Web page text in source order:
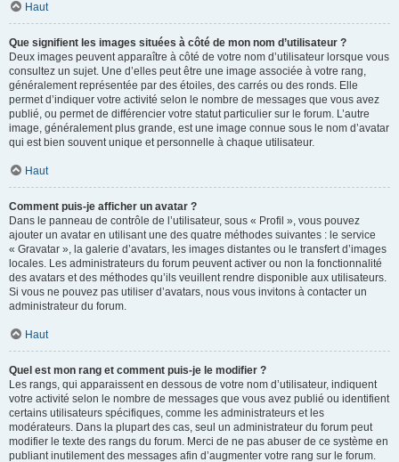
Haut
Que signifient les images situées à côté de mon nom d’utilisateur ?
Deux images peuvent apparaître à côté de votre nom d’utilisateur lorsque vous
consultez un sujet. Une d’elles peut être une image associée à votre rang,
généralement représentée par des étoiles, des carrés ou des ronds. Elle
permet d’indiquer votre activité selon le nombre de messages que vous avez
publié, ou permet de différencier votre statut particulier sur le forum. L’autre
image, généralement plus grande, est une image connue sous le nom d’avatar
qui est bien souvent unique et personnelle à chaque utilisateur.
Haut
Comment puis-je afficher un avatar ?
Dans le panneau de contrôle de l’utilisateur, sous « Profil », vous pouvez
ajouter un avatar en utilisant une des quatre méthodes suivantes : le service
« Gravatar », la galerie d’avatars, les images distantes ou le transfert d’images
locales. Les administrateurs du forum peuvent activer ou non la fonctionnalité
des avatars et des méthodes qu’ils veuillent rendre disponible aux utilisateurs.
Si vous ne pouvez pas utiliser d’avatars, nous vous invitons à contacter un
administrateur du forum.
Haut
Quel est mon rang et comment puis-je le modifier ?
Les rangs, qui apparaissent en dessous de votre nom d’utilisateur, indiquent
votre activité selon le nombre de messages que vous avez publié ou identifient
certains utilisateurs spécifiques, comme les administrateurs et les
modérateurs. Dans la plupart des cas, seul un administrateur du forum peut
modifier le texte des rangs du forum. Merci de ne pas abuser de ce système en
publiant inutilement des messages afin d’augmenter votre rang sur le forum.